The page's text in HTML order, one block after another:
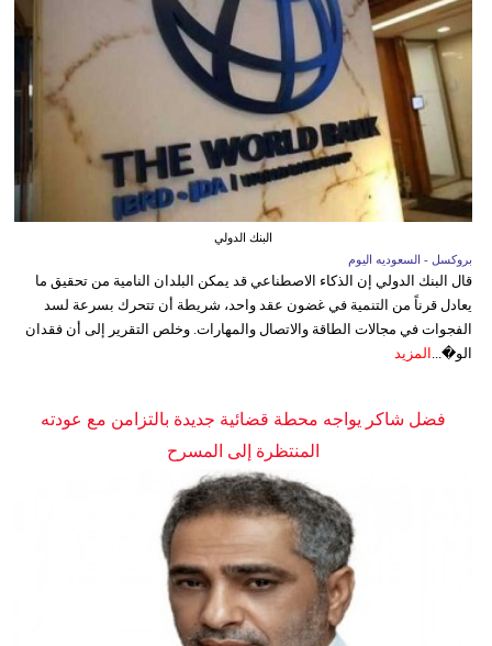
البنك الدولي
بروكسل - السعوديه اليوم
قال البنك الدولي إن الذكاء الاصطناعي قد يمكن البلدان النامية من تحقيق ما
يعادل قرناً من التنمية في غضون عقد واحد، شريطة أن تتحرك بسرعة لسد
الفجوات في مجالات الطاقة والاتصال والمهارات. وخلص التقرير إلى أن فقدان
الو�...
المزيد
فضل شاكر يواجه محطة قضائية جديدة بالتزامن مع عودته
المنتظرة إلى المسرح